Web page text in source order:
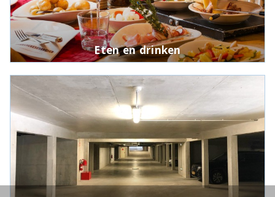
Eten en drinken